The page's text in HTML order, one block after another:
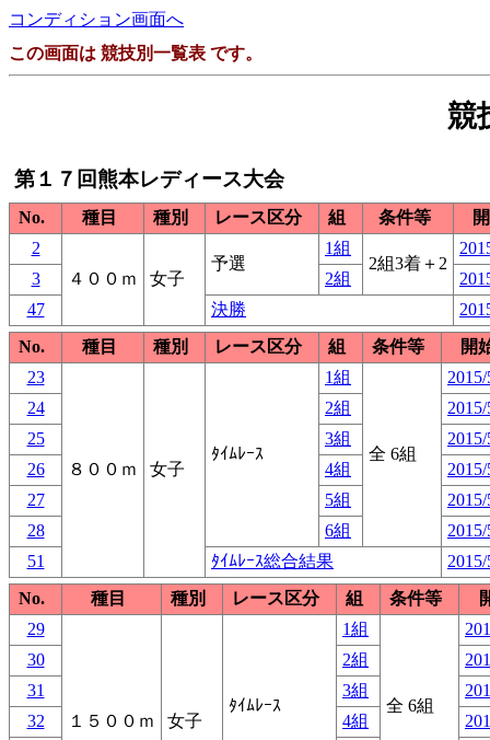
コンディション画面へ
この画面は 競技別一覧表 です。
競
第１７回熊本レディース大会
No. 種目 種別 レース区分 組 条件等
2
４００ｍ
女子
予選
1組
2組3着＋2
3
2組
47
決勝
No.
種目 種別 レース区分 組 条件等
開
23
８００ｍ 女子
ﾀｲﾑﾚｰｽ
1組
全 6組
24
2組
25
3組
26
4組
27
5組
28
6組
51
ﾀｲﾑﾚｰｽ総合結果
No.
種目 種別 レース区分 組 条件等
29
１５００ｍ 女子
ﾀｲﾑﾚｰｽ
1組
全 6組
30
2組
31
3組
32
4組